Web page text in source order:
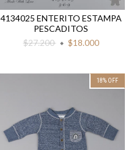
4134025 ENTERITO ESTAMPA
PESCADITOS
$27.200
$18.000
18% OFF